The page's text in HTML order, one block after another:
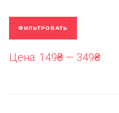
ФИЛЬТРОВАТЬ
Цена: 149₴ — 349₴